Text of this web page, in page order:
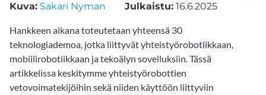
Kuva: Sakari Nyman Julkaistu: 16.6.2025
Hankkeen aikana toteutetaan yhteensä 30
teknologiademoa, jotka liittyvät yhteistyörobotiikkaan,
mobiilirobotiikkaan ja tekoälyn sovelluksiin. Tässä
artikkelissa keskitymme yhteistyörobottien
vetovoimatekijöihin sekä niiden käyttöön liittyviin